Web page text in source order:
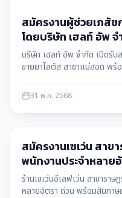
สมัครงานผู้ช่วยเภสั
โดยบริษัท เฮลท์ อัพ
บริษัท เฮลท์ อัพ จำกัด เปิดรับ
ขายยาโลตัส สาขาแม่สอด พร้
31 พ.ค. 2568
หางาน
สมัครงานเซเว่น สา
พนักงานประจำหลาย
ร้านเซเว่นอีเลฟเว่น สาขารา
หลายอัตรา ด่วน พร้อมสัมภา